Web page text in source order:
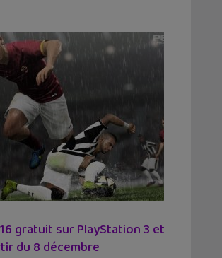
gratuit sur PlayStation 3 et
du 8 décembre